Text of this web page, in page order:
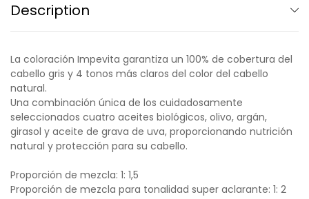
Description
La coloración Impevita garantiza un 100% de cobertura del
cabello gris y 4 tonos más claros del color del cabello
natural.
Una combinación única de los cuidadosamente
seleccionados cuatro aceites biológicos, olivo, argán,
girasol y aceite de grava de uva, proporcionando nutrición
natural y protección para su cabello.
Proporción de mezcla: 1: 1,5
Proporción de mezcla para tonalidad super aclarante: 1: 2